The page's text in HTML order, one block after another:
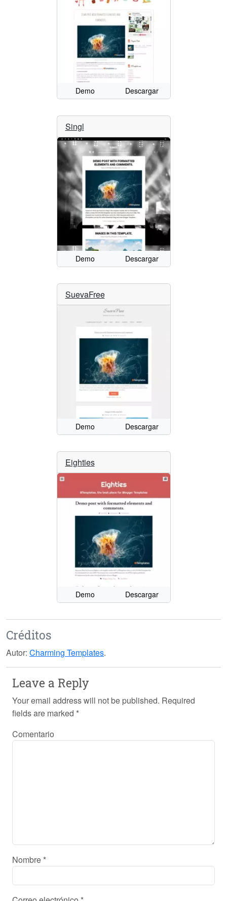
Demo Descargar
Singl
Demo Descargar
SuevaFree
Demo Descargar
Eighties
Demo Descargar
Créditos
Autor: Charming Templates.
Leave a Reply
Your email address will not be published. Required
fields are marked *
Comentario
Nombre *